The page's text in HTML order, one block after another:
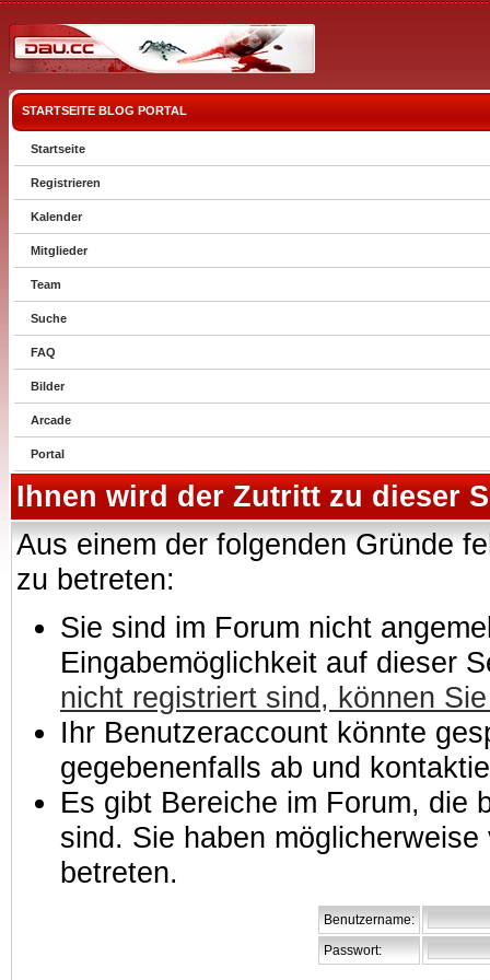
STARTSEITE BLOG PORTAL
Startseite
Registrieren
Kalender
Mitglieder
Team
Suche
FAQ
Bilder
Arcade
Portal
Ihnen wird der Zutritt zu dieser
Aus einem der folgenden Gründe
zu betreten:
Sie sind im Forum nicht
Eingabemöglichkeit auf dieser
nicht registriert sind, können
Ihr Benutzeraccount könnte
gegebenenfalls ab und
Es gibt Bereiche im Forum, die
sind. Sie haben
betreten.
Benutzername:
Passwort: